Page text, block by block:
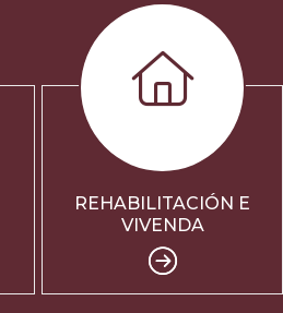
REHABILITACIÓN E
VIVENDA